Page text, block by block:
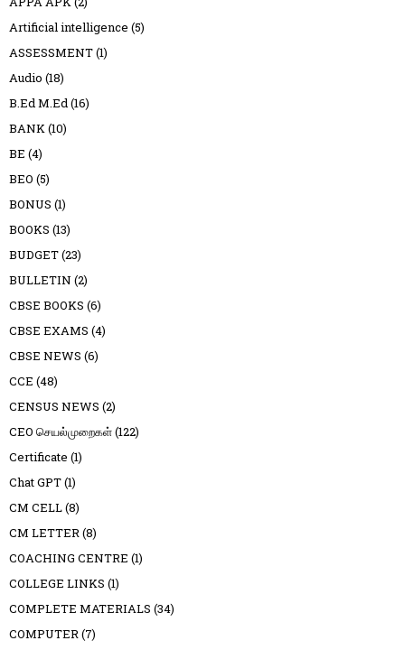
Artificial intelligence (5)
ASSESSMENT(1)
Audio (18)
B.Ed M.Ed(16)
BANK(10)
BE (4)
BEO (5)
BONUS (1)
BOOKS (13)
BUDGET(23)
BULLETIN (2)
CBSE BOOKS (6)
CBSE EXAMS (4)
CBSE NEWS (6)
CCE (48)
CENSUS NEWS (2)
CEO செயல்முறைகள்(122)
Certificate (1)
Chat GPT(1)
CM CELL(8)
CM LETTER(8)
COACHING CENTRE (1)
COLLEGE LINKS (1)
COMPLETE MATERIALS (34)
COMPUTER(7)